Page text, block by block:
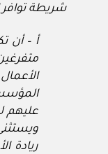
شريطة توافر
أ – أن
عليهم
ريادة